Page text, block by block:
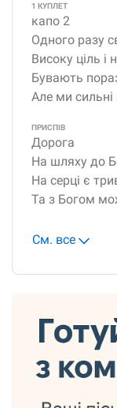
1 КУПЛЕТ
капо 2
Одного разу
Високу ціль
Бувають
Але ми
ПРИСПІВ
Дорога
На шляху до
На серці є
Та з Богом
См. все